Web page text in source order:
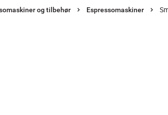
og tilbehør Espressomaskiner